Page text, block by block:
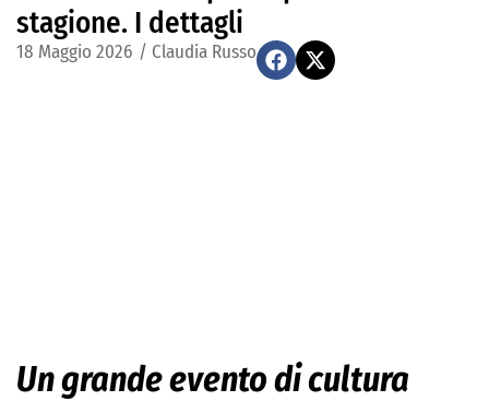
stagione. I dettagli
18 Maggio 2026 / Claudia Russo
Un grande evento di cultura